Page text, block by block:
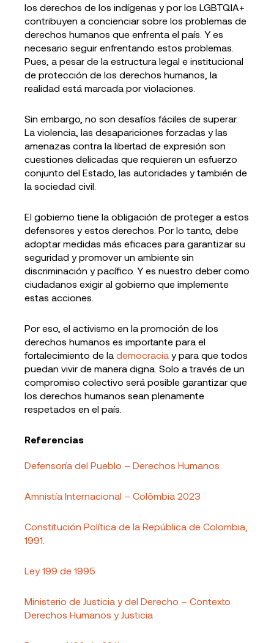
los derechos de los indígenas y por los LGBTQIA+
contribuyen a concienciar sobre los problemas de
derechos humanos que enfrenta el país. Y es
necesario seguir enfrentando estos problemas.
Pues, a pesar de la estructura legal e institucional
de protección de los derechos humanos, la
realidad está marcada por violaciones.
Sin embargo, no son desafíos fáciles de superar.
La violencia, las desapariciones forzadas y las
amenazas contra la libertad de expresión son
cuestiones delicadas que requieren un esfuerzo
conjunto del Estado, las autoridades y también de
la sociedad civil.
El gobierno tiene la obligación de proteger a estos
defensores y estos derechos. Por lo tanto, debe
adoptar medidas más eficaces para garantizar su
seguridad y promover un ambiente sin
discriminación y pacífico. Y es nuestro deber como
ciudadanos exigir al gobierno que implemente
estas acciones.
Por eso, el activismo en la promoción de los
derechos humanos es importante para el
fortalecimiento de la democracia y para que todos
puedan vivir de manera digna. Solo a través de un
compromiso colectivo será posible garantizar que
los derechos humanos sean plenamente
respetados en el país.
Referencias
Defensoría del Pueblo – Derechos Humanos
Amnistía Internacional – Colômbia 2023
Constitución Política de la República de Colombia,
1991.
Ley 199 de 1995
Ministerio de Justicia y del Derecho – Contexto
Derechos Humanos y Justicia